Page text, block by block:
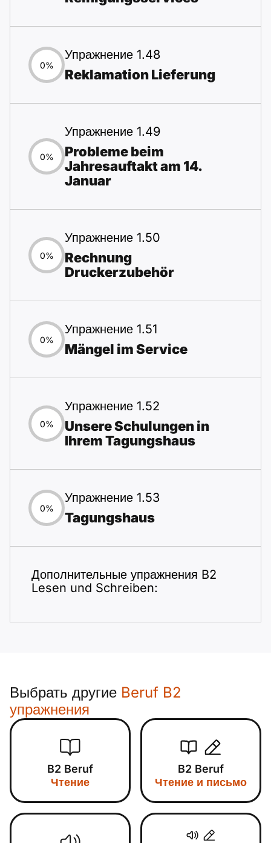
0%
Упражнение 1.48
Reklamation Lieferung
0%
Упражнение 1.49
Probleme beim
Jahresauftakt am 14.
Januar
0%
Упражнение 1.50
Rechnung
Druckerzubehör
0%
Упражнение 1.51
Mängel im Service
0%
Упражнение 1.52
Unsere Schulungen in
Ihrem Tagungshaus
0%
Упражнение 1.53
Tagungshaus
Дополнительные упражнения B2
Lesen und Schreiben:
Выбрать другие Beruf B2
упражнения
B2 Beruf
Чтение
B2 Beruf
Чтение и письмо